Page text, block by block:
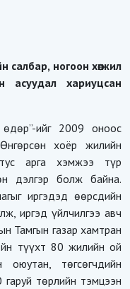
салбар, ногоон хөгжил
асуудал хариуцсан
ийг 2009 оноос
хоёр жилийн
арга хэмжээ түр
дэлгэр болж байна.
иргэдэд өөрсдийн
иргэд үйлчилгээ авч
Тамгын газар хамтран
түүхт 80 жилийн ой
төгсөгчдийн
төрлийн тэмцээн